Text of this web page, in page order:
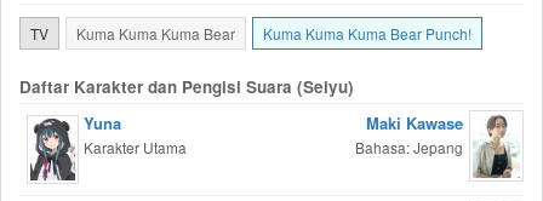
TV Kuma Kuma Kuma Bear Kuma Kuma Kuma Bear Punch!
Daftar Karakter dan Pengisi Suara (Seiyu)
Yuna
Karakter Utama
Maki Kawase
Bahasa: Jepang